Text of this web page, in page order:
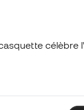
célèbre